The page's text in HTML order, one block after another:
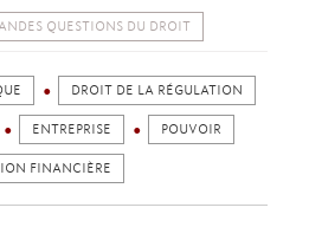
QUESTIONS DU DROIT
DROIT DE LA RÉGULATION
ENTREPRISE POUVOIR
FINANCIÈRE